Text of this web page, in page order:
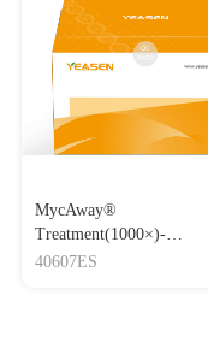
MycAway®
Treatment(1000×)-
Mycoplasma Elimination
40607ES